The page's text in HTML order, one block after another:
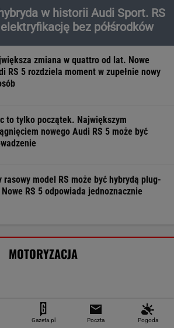
w historii Audi Sport. RS
bez półśrodków
zmiana w quattro od lat. Nowe
RS 5 rozdziela moment w zupełnie nowy
to tylko początek. Największym
nowego Audi RS 5 może być
rasowy model RS może być hybrydą plug-
Nowe RS 5 odpowiada jednoznacznie
MOTORYZACJA
Gazeta.pl Poczta Pogoda